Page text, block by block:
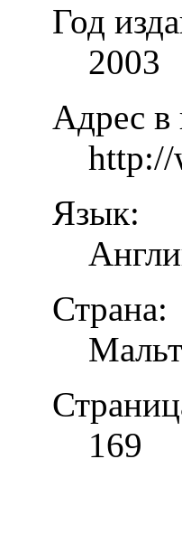
Год
2003
Адрес в
http://
Язык:
Страна:
169